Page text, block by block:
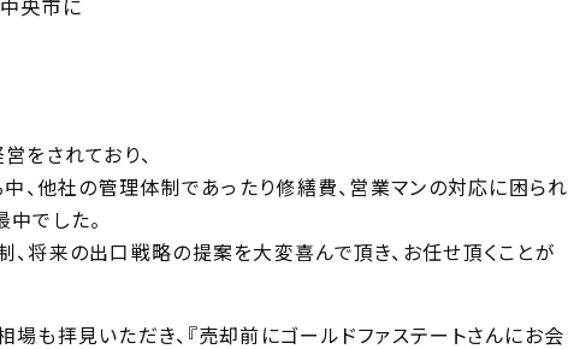
央市に
をされており、
、他社の管理体制であったり修繕費、営業マンの対応に困られ
でした。
将来の出口戦略の提案を大変喜んで頂き、お任せ頂くことが
も拝見いただき、『売却前にゴールドファステートさんにお会